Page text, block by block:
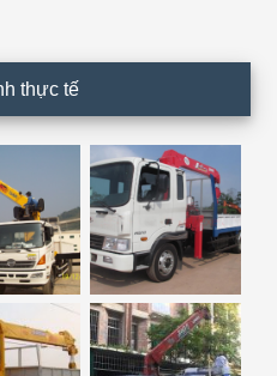
thực tế